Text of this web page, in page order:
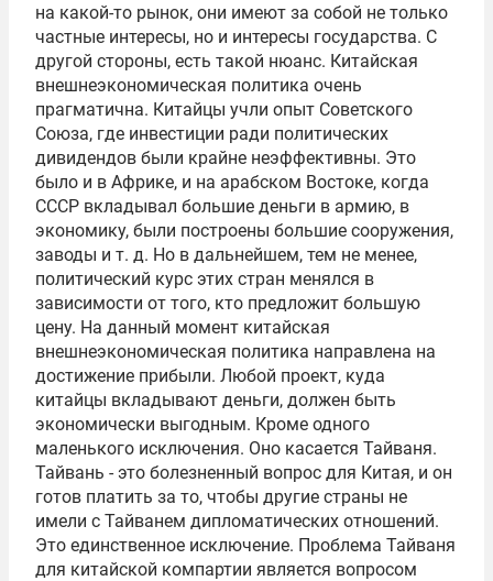
на какой-то рынок, они имеют за собой не только
частные интересы, но и интересы государства. С
другой стороны, есть такой нюанс. Китайская
внешнеэкономическая политика очень
прагматична. Китайцы учли опыт Советского
Союза, где инвестиции ради политических
дивидендов были крайне неэффективны. Это
было и в Африке, и на арабском Востоке, когда
СССР вкладывал большие деньги в армию, в
экономику, были построены большие сооружения,
заводы и т. д. Но в дальнейшем, тем не менее,
политический курс этих стран менялся в
зависимости от того, кто предложит большую
цену. На данный момент китайская
внешнеэкономическая политика направлена на
достижение прибыли. Любой проект, куда
китайцы вкладывают деньги, должен быть
экономически выгодным. Кроме одного
маленького исключения. Оно касается Тайваня.
Тайвань - это болезненный вопрос для Китая, и он
готов платить за то, чтобы другие страны не
имели с Тайванем дипломатических отношений.
Это единственное исключение. Проблема Тайваня
для китайской компартии является вопросом